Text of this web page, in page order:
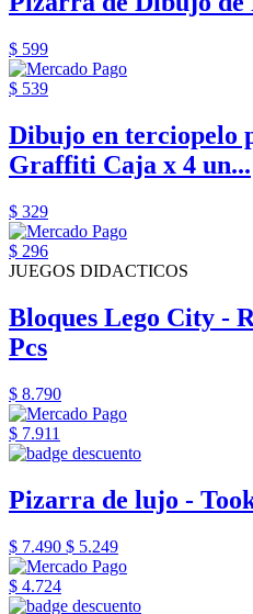
$ 599
$ 539
Dibujo en terciopelo
Graffiti Caja x 4 un...
$ 329
$ 296
JUEGOS DIDACTICOS
Bloques Lego City -
Pcs
$ 8.790
$ 7.911
Pizarra de lujo -
$ 7.490 $ 5.249
$ 4.724